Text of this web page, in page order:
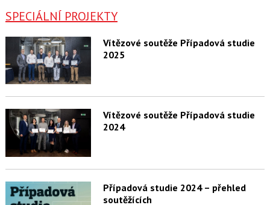
SPECIÁLNÍ PROJEKTY
Vítězové soutěže Případová studie
2025
Vítězové soutěže Případová studie
2024
Případová studie 2024 – přehled
soutěžících